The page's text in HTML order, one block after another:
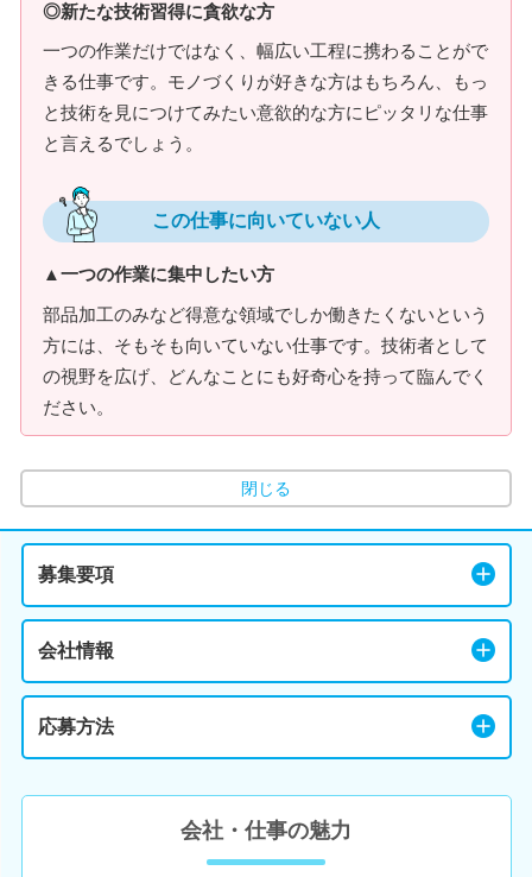
◎新たな技術習得に貪欲な方
一つの作業だけではなく、幅広い工程に携わることがで
きる仕事です。モノづくりが好きな方はもちろん、もっ
と技術を見につけてみたい意欲的な方にピッタリな仕事
と言えるでしょう。
この仕事に向いていない人
▲一つの作業に集中したい方
部品加工のみなど得意な領域でしか働きたくないという
方には、そもそも向いていない仕事です。技術者として
の視野を広げ、どんなことにも好奇心を持って臨んでく
ださい。
閉じる
募集要項
会社情報
応募方法
会社・仕事の魅力